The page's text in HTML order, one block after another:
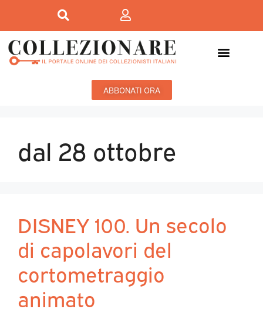
ABBONATI ORA
dal 28 ottobre
DISNEY 100. Un secolo
di capolavori del
cortometraggio
animato